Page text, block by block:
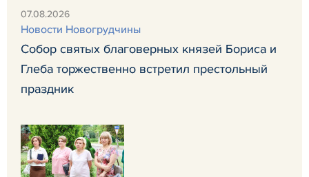
07.08.2026
Новости Новогрудчины
Собор святых благоверных князей Бориса и
Глеба торжественно встретил престольный
праздник